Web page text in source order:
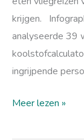
krijgen.
analyseerde 39
ingrijpende
Meer lezen »